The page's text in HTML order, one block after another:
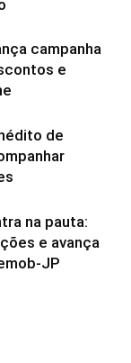
campanha
e
de
na pauta:
e avança
JP